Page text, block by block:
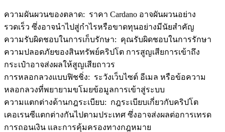
ความผันผวนของตลาด: ราคา Cardano อาจผันผวนอย่าง
รวดเร็ว ซึ่งอาจนำไปสู่กำไรหรือขาดทุนอย่างมีนัยสำคัญ
ความรับผิดชอบในการเก็บรักษา: คุณรับผิดชอบในการรักษา
ความปลอดภัยของสินทรัพย์คริปโต การสูญเสียการเข้าถึง
กระเป๋าอาจส่งผลให้สูญเสียถาวร
การหลอกลวงแบบฟิชชิ่ง: ระวังเว็บไซต์ อีเมล หรือข้อความ
หลอกลวงที่พยายามขโมยข้อมูลการเข้าสู่ระบบ
ความแตกต่างด้านกฎระเบียบ: กฎระเบียบเกี่ยวกับคริปโต
เคอเรนซีแตกต่างกันไปตามประเทศ ซึ่งอาจส่งผลต่อการเทรด
การถอนเงิน และการคุ้มครองทางกฎหมาย